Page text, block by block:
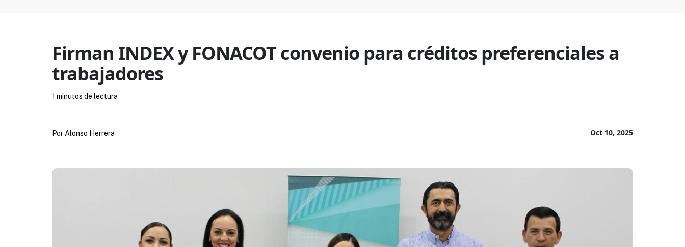
Firman INDEX y FONACOT convenio para créditos preferenciales a
trabajadores
Oct 10, 2025
Por Alonso Herrera
1 minutos de lectura